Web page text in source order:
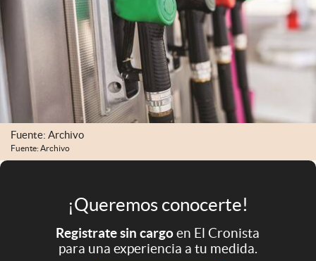
Eventos Corporativos
El Cronista Studio
Mediakit
abre en nueva pestaña
Argentina
Fuente: Archivo
Fuente: Archivo
¡Queremos conocerte!
Registrate sin cargoen El Cronista
para una experiencia a tu medida.